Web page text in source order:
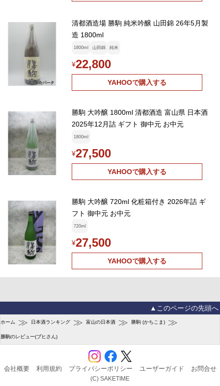
清都酒造場 勝駒 純米吟醸 山田錦 26年5月製
造 1800ml
1800ml 山田錦 純米
¥22,800
YAHOOで購入する
勝駒 大吟醸 1800ml 清都酒造 富山県 日本酒
2025年12月詰 ギフト 御中元 お中元
1800ml
¥27,500
YAHOOで購入する
勝駒 大吟醸 720ml 化粧箱付き 2026年詰 ギ
フト 御中元 お中元
720ml
¥27,500
YAHOOで購入する
▲このページの先頭へ
ホーム ≫ 日本酒ランキング ≫ 富山の日本酒 ≫ 勝駒 (かちこま) ≫
勝駒のレビュー(ブヒさん)
会社概要 利用規約 プライバシーポリシー ユーザーガイド お問合せ
(C) SAKETIME